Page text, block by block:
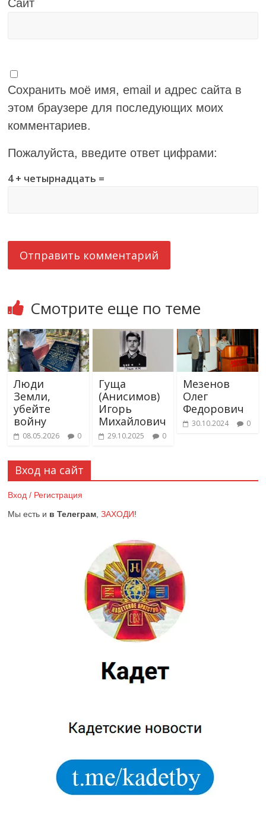
Смотрите еще по теме
Люди
Земли,
убейте
войну
08.05.2026 0
Гуща
(Анисимов)
Игорь
Михайлович
29.10.2025 0
Мезенов
Олег
Федорович
30.10.2024 0
Сайт
Сохранить моё имя, email и адрес сайта в
этом браузере для последующих моих
комментариев.
Пожалуйста, введите ответ цифрами:
4 + четырнадцать =
Вход на сайт
Вход / Регистрация
Мы есть и в Телеграм ,ЗАХОДИ!